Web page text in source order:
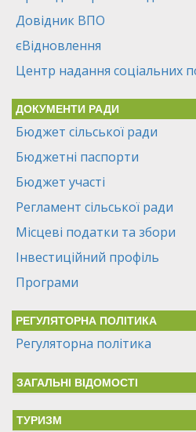
Довідник ВПО
єВідновлення
Центр надання соціальних
ДОКУМЕНТИ РАДИ
Бюджет сільської ради
Бюджетні паспорти
Бюджет участі
Регламент сільської ради
Місцеві податки та збори
Інвестиційний профіль
Програми
РЕГУЛЯТОРНА ПОЛІТИКА
Регуляторна політика
ЗАГАЛЬНІ ВІДОМОСТІ
ТУРИЗМ